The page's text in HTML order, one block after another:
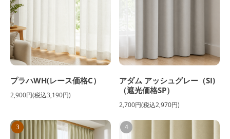
プラハWH(レース価格C）
2,900円(税込3,190円)
アダム アッシュグレー（SI)
（遮光価格SP）
2,700円(税込2,970円)
3 4